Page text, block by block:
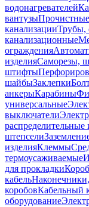
водонагревателей
вантузы
канализацииТрубы,
канализационные
ограждения
изделияСаморезы,
штифты
шайбыЗаклепки
анкерыКарабины
универсальные
выключатели
распределительные
штепсели
изделияКлеммы
термоусаживаемые
для прокладки
кабель
коробовКабельный
оборудование